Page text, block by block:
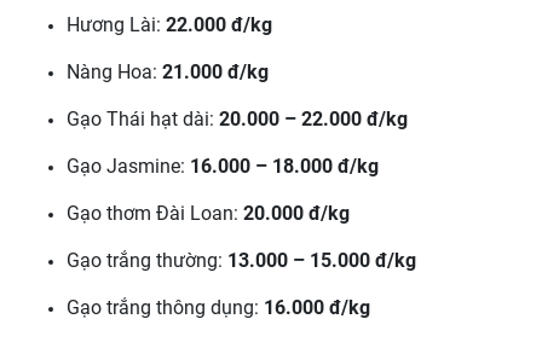
Hương Lài: 22.000 đ/kg
Nàng Hoa: 21.000 đ/kg
Gạo Thái hạt dài: 20.000 – 22.000 đ/kg
Gạo Jasmine: 16.000 – 18.000 đ/kg
Gạo thơm Đài Loan: 20.000 đ/kg
Gạo trắng thường: 13.000 – 15.000 đ/kg
Gạo trắng thông dụng: 16.000 đ/kg